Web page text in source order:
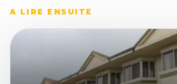
A LIRE ENSUITE